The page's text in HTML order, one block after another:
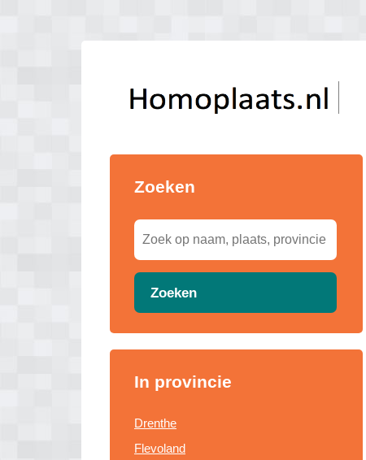
Zoeken
Zoeken
In provincie
Drenthe
Flevoland